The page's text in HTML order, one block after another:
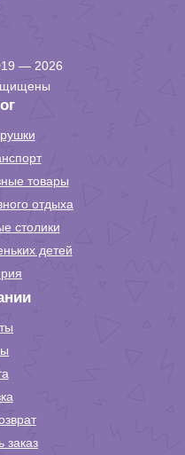
— 2026
товары
отдыха
столики
детей
заказ